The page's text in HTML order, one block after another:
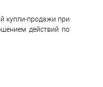
купли-продажи при
действий по